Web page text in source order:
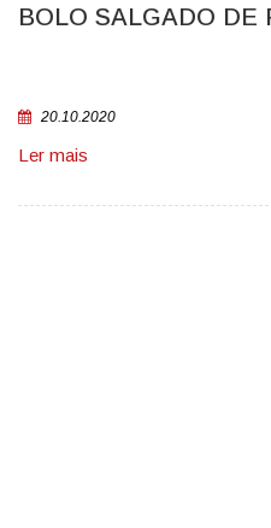
BOLO SALGADO DE
20.10.2020
Ler mais